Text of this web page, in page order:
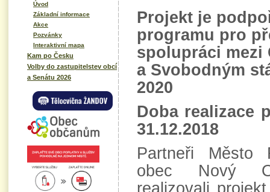
Úvod
Základní informace
Akce
Pozvánky
Interaktivní mapa
Kam po Česku
Volby do zastupitelstev obcí
a Senátu 2026
Projekt je
programu pro
spolupráci mezi
a Svobodným
2020
Doba realizace
31.12.2018
Partneři Město
obec Nový
realizovali